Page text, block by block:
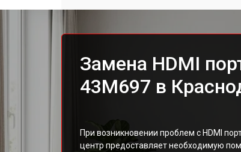
Замена HDMI
43M697 в
При возникновении проблем с HDMI
центр предоставляет необходимую